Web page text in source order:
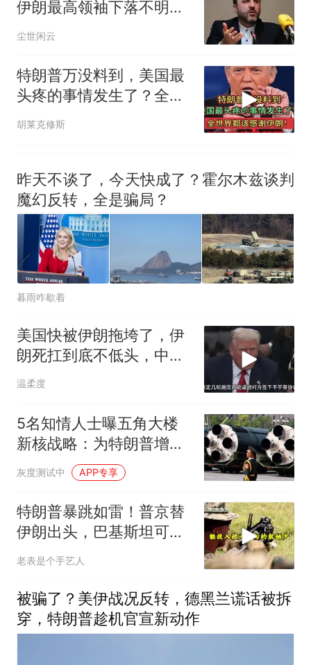
伊朗最高领袖下落不明？
特朗普发出通牒
尘世闲云
特朗普万没料到，美国最
头疼的事情发生了？全世
界都该感谢伊朗！
胡莱克修斯
昨天不谈了，今天快成了？霍尔木兹谈判
魔幻反转，全是骗局？
暮雨咋歇着
美国快被伊朗拖垮了，伊
朗死扛到底不低头，中国
反而迎来新机遇？
温柔度
5名知情人士曝五角大楼
新核战略：为特朗普增短
程核选项，战术不意味小
灰度测试中 APP专享
特朗普暴跳如雷！普京替
伊朗出头，巴基斯坦可能
上当
老表是个手艺人
被骗了？美伊战况反转，德黑兰谎话被拆
穿，特朗普趁机官宣新动作